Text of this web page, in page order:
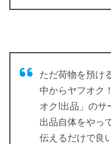
ただ荷物を預け
中からヤフオク
オク!出品」のサ
出品自体をやっ
伝えるだけで良